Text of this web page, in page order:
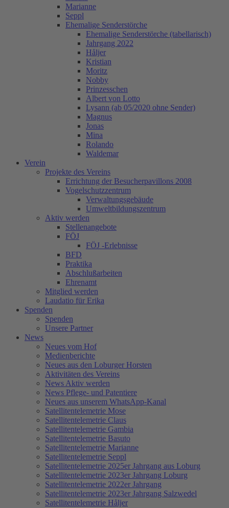
Marianne
Seppl
Ehemalige Senderstörche
Ehemalige Senderstörche (tabellarisch)
Jahrgang 2022
Håljer
Kristian
Moritz
Nobby
Prinzesschen
Albert von Lotto
Lysann (ab 05/2020 ohne Sender)
Magnus
Jonas
Mina
Rolando
Waldemar
Verein
Projekte des Vereins
Errichtung der Besucherpavillons 2008
Vogelschutzzentrum
Verwaltungsgebäude
Umweltbildungszentrum
Aktiv werden
Stellenangebote
FÖJ
FÖJ -Erlebnisse
BFD
Praktika
Abschlußarbeiten
Ehrenamt
Mitglied werden
Laudatio für Erika
Spenden
Spenden
Unsere Partner
News
Neues vom Hof
Medienberichte
Neues aus den Loburger Horsten
Aktivitäten des Vereins
News Aktiv werden
News Pflege- und Patentiere
Neues aus unserem WhatsApp-Kanal
Satellitentelemetrie Mose
Satellitentelemetrie Claus
Satellitentelemetrie Gambia
Satellitentelemetrie Basuto
Satellitentelemetrie Marianne
Satellitentelemetrie Seppl
Satellitentelemetrie 2025er Jahrgang aus Loburg
Satellitentelemetrie 2023er Jahrgang Loburg
Satellitentelemetrie 2022er Jahrgang
Satellitentelemetrie 2023er Jahrgang Salzwedel
Satellitentelemetrie Håljer